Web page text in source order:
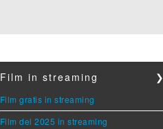
Film in streaming ❯
Film gratis in streaming
Film del 2025 in streaming